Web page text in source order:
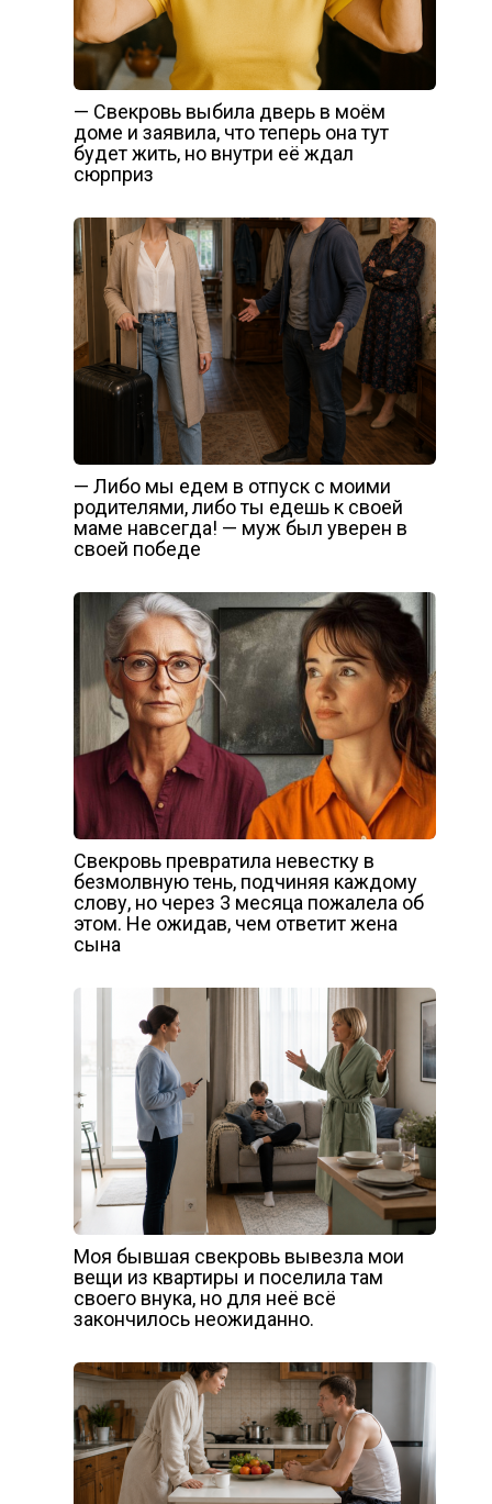
— Свекровь выбила дверь в моём
доме и заявила, что теперь она тут
будет жить, но внутри её ждал
сюрприз
— Либо мы едем в отпуск с моими
родителями, либо ты едешь к своей
маме навсегда! — муж был уверен в
своей победе
Свекровь превратила невестку в
безмолвную тень, подчиняя каждому
слову, но через 3 месяца пожалела об
этом. Не ожидав, чем ответит жена
сына
Моя бывшая свекровь вывезла мои
вещи из квартиры и поселила там
своего внука, но для неё всё
закончилось неожиданно.